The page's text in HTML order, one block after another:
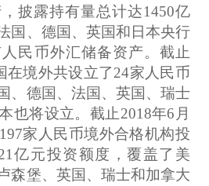
披露持有量总计达1450亿
国、德国、英国和日本央行
民币外汇储备资产。截止
在境外共设立了24家人民币
、德国、法国、英国、瑞士
也将设立。截止2018年6月
家人民币境外合格机构投
亿元投资额度，覆盖了美
森堡、英国、瑞士和加拿大